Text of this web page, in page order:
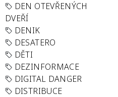
DEN OTEVŘENÝCH
DVEŘÍ
DENIK
DESATERO
DĚTI
DEZINFORMACE
DIGITAL DANGER
DISTRIBUCE